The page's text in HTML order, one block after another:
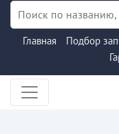
Главная Подбор